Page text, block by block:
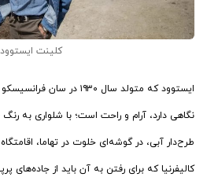
کلینت ایستوود
ایستوود که متولد سال
نگاهی دارد، آرام و راحت است؛ با شلواری به
طرح‌دار آبی، در گوشه‌ای خلوت در تهاما،
کالیفرنیا که برای رفتن به آن باید از